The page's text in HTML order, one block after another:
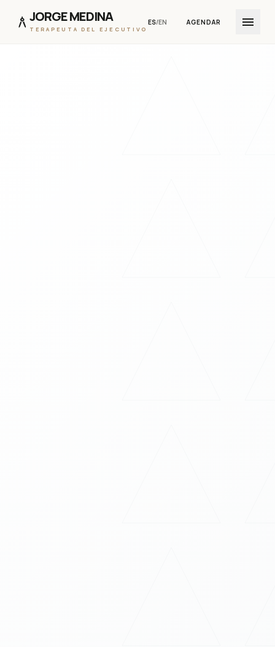
architecture JORGE MEDINA
TERAPEUTA DEL EJECUTIVO
ES/EN AGENDAR menu